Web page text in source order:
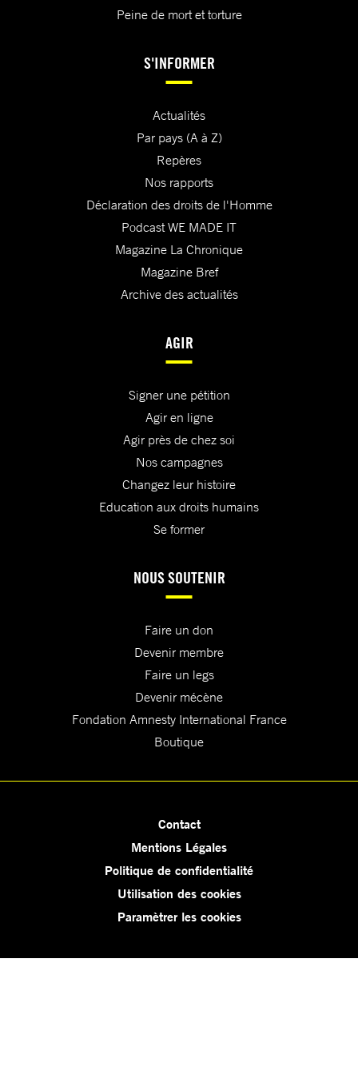
Peine de mort et torture
S'INFORMER
Actualités
Par pays (A à Z)
Repères
Nos rapports
Déclaration des droits de l'Homme
Podcast WE MADE IT
Magazine La Chronique
Magazine Bref
Archive des actualités
AGIR
Signer une pétition
Agir en ligne
Agir près de chez soi
Nos campagnes
Changez leur histoire
Education aux droits humains
Se former
NOUS SOUTENIR
Faire un don
Devenir membre
Faire un legs
Devenir mécène
Fondation Amnesty International France
Boutique
Contact
Mentions Légales
Politique de confidentialité
Utilisation des cookies
Paramètrer les cookies